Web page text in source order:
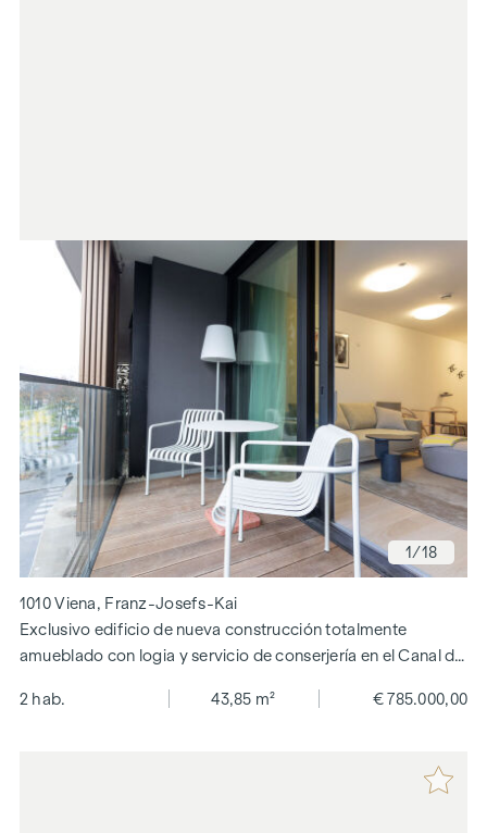
1/18
1010 Viena, Franz-Josefs-Kai
Exclusivo edificio de nueva construcción totalmente
amueblado con logia y servicio de conserjería en el Canal del
2 hab.
43,85 m² € 785.000,00